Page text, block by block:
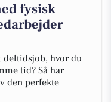
fysisk
deltidsjob, hvor du
tid? Så har
den perfekte